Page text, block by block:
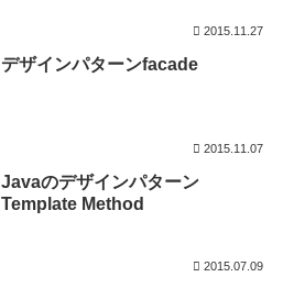
2015.11.27
デザインパターンfacade
2015.11.07
Javaのデザインパターン
Template Method
2015.07.09